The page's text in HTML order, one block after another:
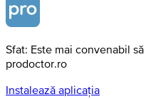
Sfat: Este mai convenabil
prodoctor.ro
Instalează aplicația